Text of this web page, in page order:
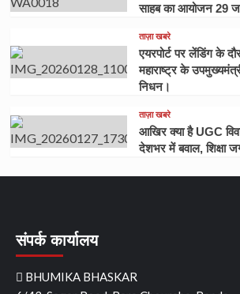
साहब का आयोजन 29
ताज़ा खबरे
एयरपोर्ट पर लेंडिंग के
महाराष्ट्र के
निधन।
ताज़ा खबरे
आखिर क्या है UGC
देशभर में बवाल, शिक्षा
संपर्क कार्यालय
BHUMIKA BHASKAR